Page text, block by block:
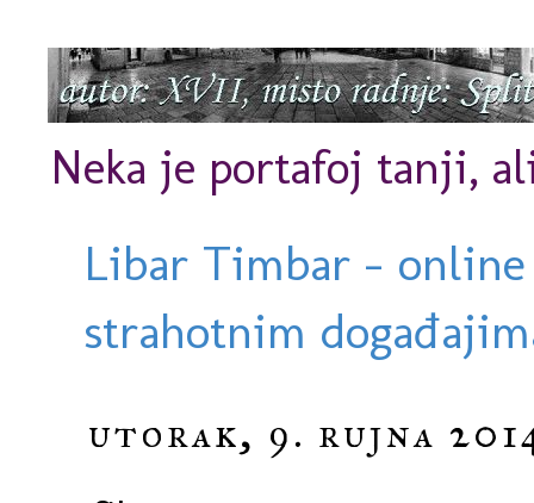
Neka je portafoj tanji,
Libar Timbar -
strahotnim
utorak, 9. rujna